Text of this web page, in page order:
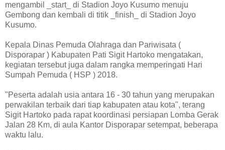
mengambil _start_ di Stadion Joyo Kusumo menuju
Gembong dan kembali di titik _finish_ di Stadion Joyo
Kusumo.
Kepala Dinas Pemuda Olahraga dan Pariwisata (
Disporapar ) Kabupaten Pati Sigit Hartoko mengatakan,
kegiatan tersebut juga dalam rangka memperingati Hari
Sumpah Pemuda ( HSP ) 2018.
"Peserta adalah usia antara 16 - 30 tahun yang merupakan
perwakilan terbaik dari tiap kabupaten atau kota", terang
Sigit Hartoko pada rapat koordinasi persiapan Lomba Gerak
Jalan 28 Km, di aula Kantor Disporapar setempat, beberapa
waktu lalu.